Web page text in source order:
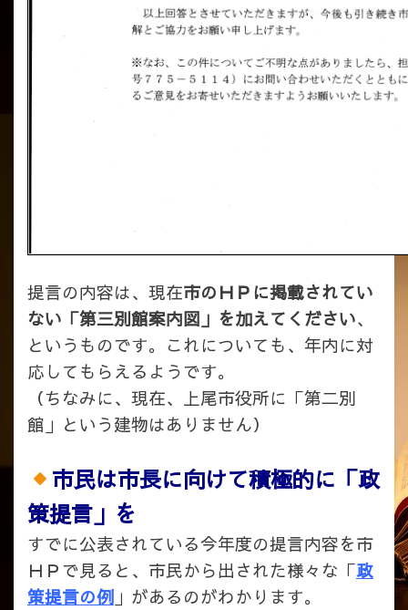
提言の内容は、現在市のＨＰに掲載されてい
ない「第三別館案内図」を加えてください、
というものです。これについても、年内に対
応してもらえるようです。
（ちなみに、現在、上尾市役所に「第二別
館」という建物はありません）
市民は市長に向けて積極的に「政
策提言」を
すでに公表されている今年度の提言内容を市
ＨＰで見ると、市民から出された様々な「政
策提言の例 」があるのがわかります。